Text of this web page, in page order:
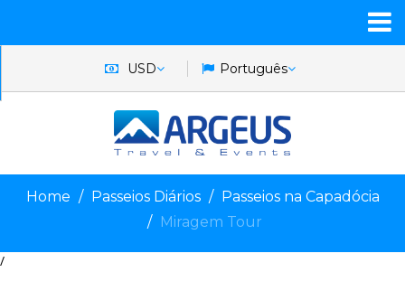
USD Português
Home Passeios Diários
Passeios na Capadócia
Miragem Tour
/